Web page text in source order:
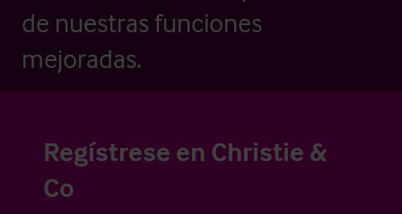
de nuestras funciones
mejoradas.
Regístrese en Christie &
Co